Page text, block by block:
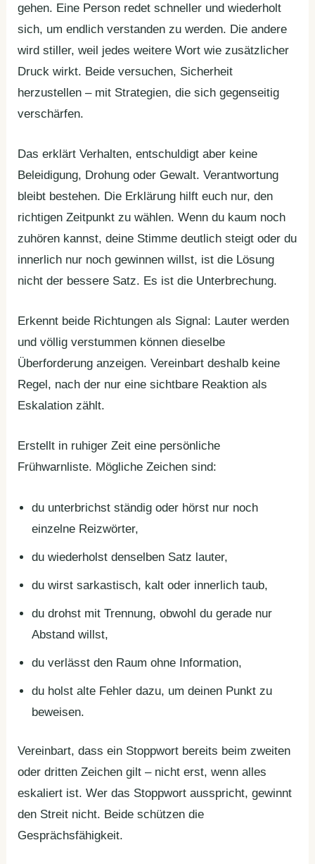
gehen. Eine Person redet schneller und wiederholt
sich, um endlich verstanden zu werden. Die andere
wird stiller, weil jedes weitere Wort wie zusätzlicher
Druck wirkt. Beide versuchen, Sicherheit
herzustellen – mit Strategien, die sich gegenseitig
verschärfen.
Das erklärt Verhalten, entschuldigt aber keine
Beleidigung, Drohung oder Gewalt. Verantwortung
bleibt bestehen. Die Erklärung hilft euch nur, den
richtigen Zeitpunkt zu wählen. Wenn du kaum noch
zuhören kannst, deine Stimme deutlich steigt oder du
innerlich nur noch gewinnen willst, ist die Lösung
nicht der bessere Satz. Es ist die Unterbrechung.
Erkennt beide Richtungen als Signal: Lauter werden
und völlig verstummen können dieselbe
Überforderung anzeigen. Vereinbart deshalb keine
Regel, nach der nur eine sichtbare Reaktion als
Eskalation zählt.
Erstellt in ruhiger Zeit eine persönliche
Frühwarnliste. Mögliche Zeichen sind:
du unterbrichst ständig oder hörst nur noch
einzelne Reizwörter,
du wiederholst denselben Satz lauter,
du wirst sarkastisch, kalt oder innerlich taub,
du drohst mit Trennung, obwohl du gerade nur
Abstand willst,
du verlässt den Raum ohne Information,
du holst alte Fehler dazu, um deinen Punkt zu
beweisen.
Vereinbart, dass ein Stoppwort bereits beim zweiten
oder dritten Zeichen gilt – nicht erst, wenn alles
eskaliert ist. Wer das Stoppwort ausspricht, gewinnt
den Streit nicht. Beide schützen die
Gesprächsfähigkeit.